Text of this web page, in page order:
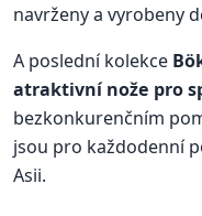
navrženy a vyrobeny
A poslední kolekce
atraktivní nože pro
bezkonkurenčním
jsou pro každodenní
Asii.